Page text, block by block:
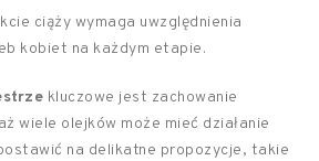
ciąży wymaga uwzględnienia
kobiet na każdym etapie.
kluczowe jest zachowanie
wiele olejków może mieć działanie
na delikatne propozycje, takie